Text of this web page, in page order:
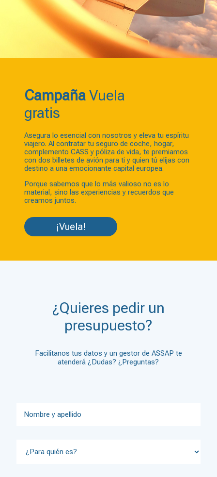
Campaña Vuela
gratis
Asegura lo esencial con nosotros y eleva tu espíritu
viajero. Al contratar tu seguro de coche, hogar,
complemento CASS y póliza de vida, te premiamos
con dos billetes de avión para ti y quien tú elijas con
destino a una emocionante capital europea.
Porque sabemos que lo más valioso no es lo
material, sino las experiencias y recuerdos que
creamos juntos.
¡Vuela!
¿Quieres pedir un
presupuesto?
Facilítanos tus datos y un gestor de ASSAP te
atenderá ¿Dudas? ¿Preguntas?